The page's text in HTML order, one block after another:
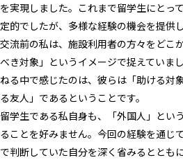
を実現しました。これまで留学生にとっ
定的でしたが、多様な経験の機会を提供
交流前の私は、施設利用者の方々をどこ
べき対象」というイメージで捉えていま
ねる中で感じたのは、彼らは「助ける対
る友人」であるということです。
留学生である私自身も、「外国人」とい
ることを好みません。今回の経験を通じ
で判断していた自分を深く省みるととも